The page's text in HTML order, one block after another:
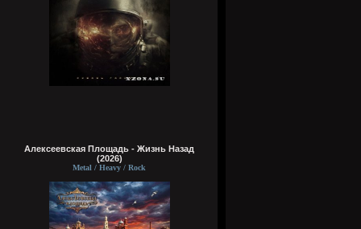
Алексеевская Площадь - Жизнь Назад
(2026)
Metal / Heavy / Rock